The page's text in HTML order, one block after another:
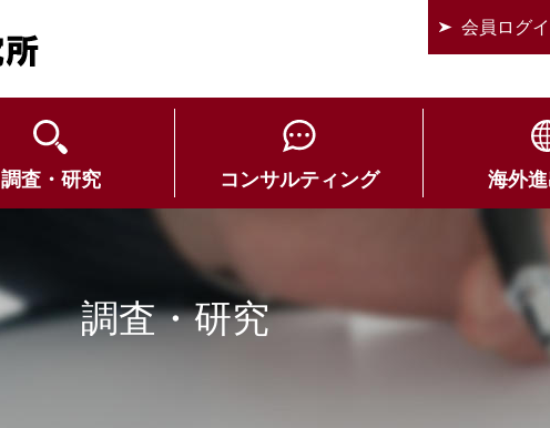
会員ログ
調査・研究 コンサルティング 海外
調査・研究